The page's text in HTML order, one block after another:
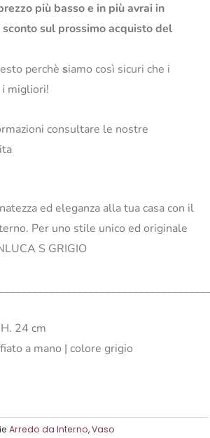
più basso e in più avrai in
sul prossimo acquisto del
perchè siamo così sicuri che i
migliori!
consultare le nostre
ed eleganza alla tua casa con il
Per uno stile unico ed originale
S GRIGIO
24 cm
a mano | colore grigio
Arredo da Interno,Vaso